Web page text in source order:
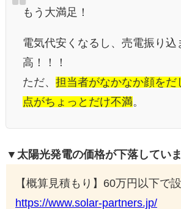
もう大満足！
電気代安くなるし、売電振り込
高！！！
ただ、 担当者がなかなか顔をだ
点がちょっとだけ不満。
▼太陽光発電の価格が下落していま
【概算見積もり】60万円以下で
https://www.solar-partners.jp/